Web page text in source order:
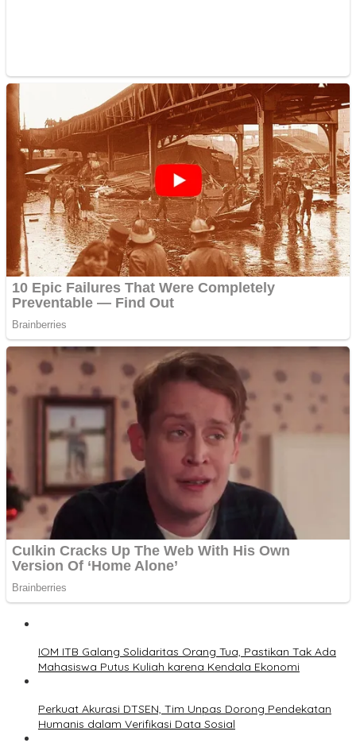
IOM ITB Galang Solidaritas Orang Tua, Pastikan Tak Ada
Mahasiswa Putus Kuliah karena Kendala Ekonomi
Perkuat Akurasi DTSEN, Tim Unpas Dorong Pendekatan
Humanis dalam Verifikasi Data Sosial